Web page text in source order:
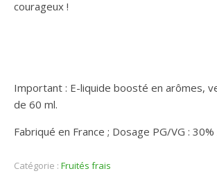
courageux !
Important : E-liquide boosté en arômes,
de 60 ml.
Fabriqué en France ; Dosage PG/VG :
Catégorie : Fruités frais